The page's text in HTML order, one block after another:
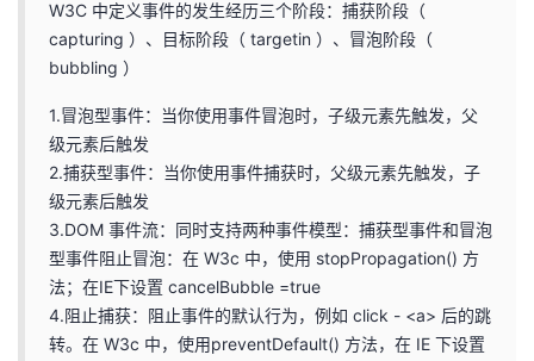
W3C 中定义事件的发生经历三个阶段：捕获阶段（
capturing ）、目标阶段（ targetin ）、冒泡阶段（
bubbling ）
1.冒泡型事件：当你使用事件冒泡时，子级元素先触发，父
级元素后触发
2.捕获型事件：当你使用事件捕获时，父级元素先触发，子
级元素后触发
3.DOM 事件流：同时支持两种事件模型：捕获型事件和冒泡
型事件阻止冒泡：在 W3c 中，使用 stopPropagation() 方
法；在IE下设置 cancelBubble =true
4.阻止捕获：阻止事件的默认行为，例如 click - <a> 后的跳
转。在 W3c 中，使用preventDefault() 方法，在 IE 下设置